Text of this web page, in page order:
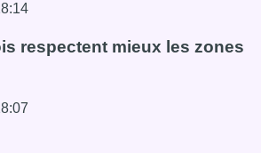
du Midi: les visiteurs au rendez-vous
respectent mieux les zones
respectent mieux les zones 30